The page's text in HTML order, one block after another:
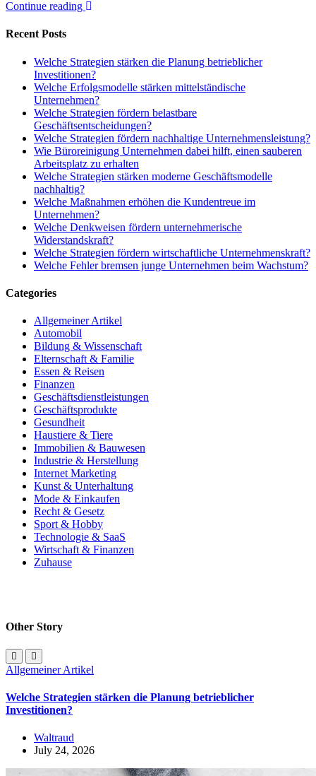
Continue reading
Recent Posts
Welche Strategien stärken die Planung betrieblicher
Investitionen?
Welche Erfolgsmodelle stärken mittelständische
Unternehmen?
Welche Strategien fördern belastbare
Geschäftsentscheidungen?
Welche Strategien fördern nachhaltige Unternehmensleistung?
Wie Büroreinigung Unternehmen dabei hilft, einen sauberen
Arbeitsplatz zu erhalten
Welche Strategien stärken moderne Geschäftsmodelle
nachhaltig?
Welche Maßnahmen erhöhen die Kundentreue im
Unternehmen?
Welche Denkweisen fördern unternehmerische
Widerstandskraft?
Welche Strategien fördern wirtschaftliche Unternehmenskraft?
Welche Fehler bremsen junge Unternehmen beim Wachstum?
Categories
Allgemeiner Artikel
Automobil
Bildung & Wissenschaft
Elternschaft & Familie
Essen & Reisen
Finanzen
Geschäftsdienstleistungen
Geschäftsprodukte
Gesundheit
Haustiere & Tiere
Immobilien & Bauwesen
Industrie & Herstellung
Internet Marketing
Kunst & Unterhaltung
Mode & Einkaufen
Recht & Gesetz
Sport & Hobby
Technologie & SaaS
Wirtschaft & Finanzen
Zuhause
Other Story
Allgemeiner Artikel
Welche Strategien stärken die Planung betrieblicher
Investitionen?
Waltraud
July 24, 2026